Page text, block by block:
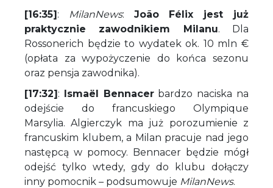
[16:35]: MilanNews: João Félix jest już
praktycznie zawodnikiem Milanu. Dla
Rossonerich będzie to wydatek ok. 10 mln €
(opłata za wypożyczenie do końca sezonu
oraz pensja zawodnika).
[17:32]: Ismaël Bennacerbardzo naciska na
odejście do francuskiego Olympique
Marsylia. Algierczyk ma już porozumienie z
francuskim klubem, a Milan pracuje nad jego
następcą w pomocy. Bennacer będzie mógł
odejść tylko wtedy, gdy do klubu dołączy
inny pomocnik – podsumowuje MilanNews.